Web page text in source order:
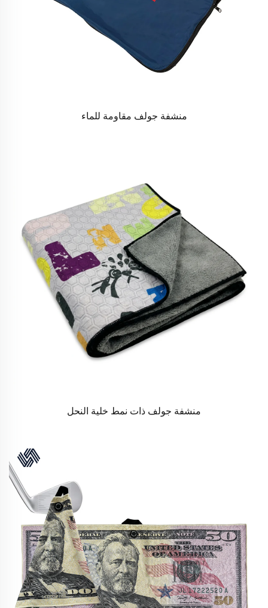
منشفة جولف مقاومة للماء
منشفة جولف ذات نمط خلية النحل